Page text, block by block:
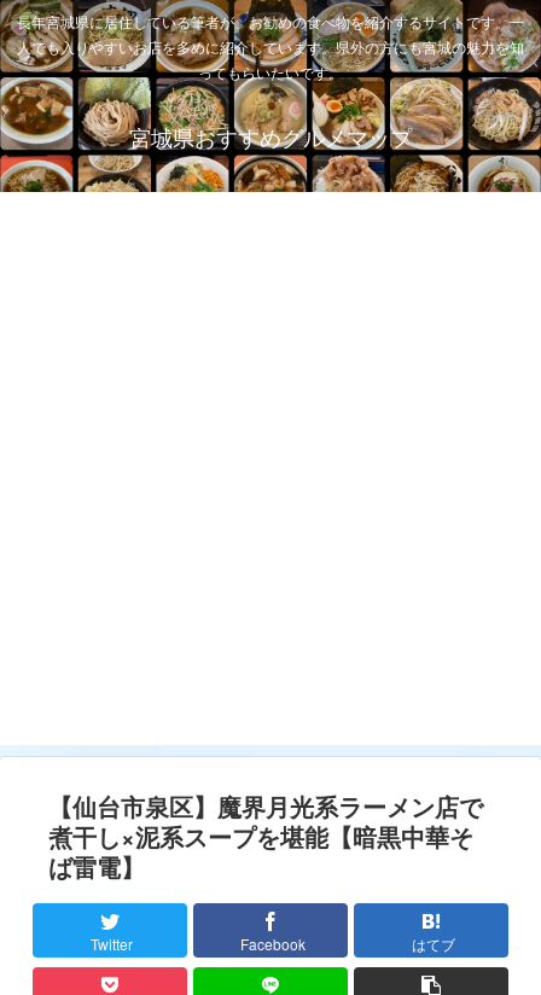
長年宮城県に居住している筆者が、お勧めの食べ物を紹介するサイトです。一
人でも入りやすいお店を多めに紹介しています。県外の方にも宮城の魅力を知
ってもらいたいです。
宮城県おすすめグルメマップ
【仙台市泉区】魔界月光系ラーメン店で
煮干し×泥系スープを堪能【暗黒中華そ
ば雷電】
Twitter Facebook はてブ